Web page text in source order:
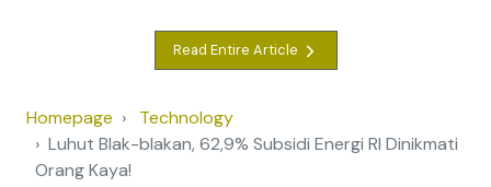
Read Entire Article
Homepage
Technology
Luhut Blak-blakan, 62,9% Subsidi Energi RI Dinikmati
Orang Kaya!